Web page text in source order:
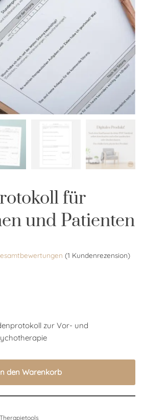
für
und Patienten
(1 Kundenrezension)
zur Vor- und
den Warenkorb